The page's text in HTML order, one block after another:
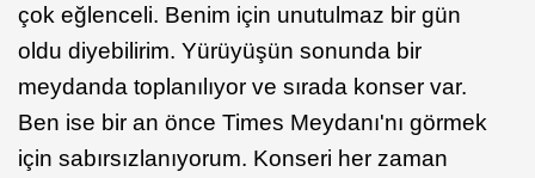
çok eğlenceli. Benim için unutulmaz bir gün
oldu diyebilirim. Yürüyüşün sonunda bir
meydanda toplanılıyor ve sırada konser var.
Ben ise bir an önce Times Meydanı'nı görmek
için sabırsızlanıyorum. Konseri her zaman